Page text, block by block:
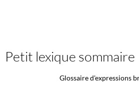
Petit lexique sommaire
Glossaire d'expressions